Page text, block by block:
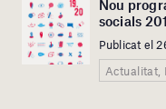
Nou
socials
Publicat el
Actualitat,